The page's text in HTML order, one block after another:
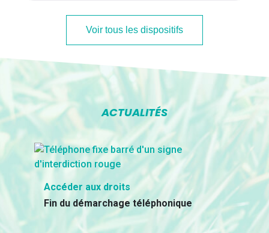
Voir tous les dispositifs
ACTUALITÉS
Accéder aux droits
Fin du démarchage téléphonique